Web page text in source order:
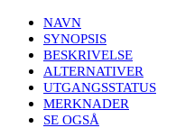
NAVN
SYNOPSIS
BESKRIVELSE
ALTERNATIVER
UTGANGSSTATUS
MERKNADER
SE OGSÅ